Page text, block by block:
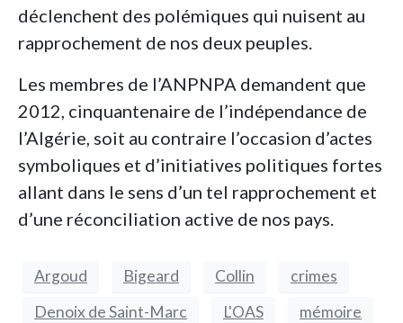
déclenchent des polémiques qui nuisent au
rapprochement de nos deux peuples.
Les membres de l’ANPNPA demandent que
2012, cinquantenaire de l’indépendance de
l’Algérie, soit au contraire l’occasion d’actes
symboliques et d’initiatives politiques fortes
allant dans le sens d’un tel rapprochement et
d’une réconciliation active de nos pays.
Argoud Bigeard Collin
crimes
Denoix de Saint-Marc
L'OAS mémoire